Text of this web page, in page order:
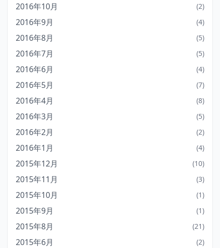
2016年10月 (2)
2016年9月 (4)
2016年8月 (5)
2016年7月 (5)
2016年6月 (4)
2016年5月 (7)
2016年4月 (8)
2016年3月 (5)
2016年2月 (2)
2016年1月 (4)
2015年12月 (10)
2015年11月 (3)
2015年10月 (1)
2015年9月 (1)
2015年8月 (21)
2015年6月 (2)